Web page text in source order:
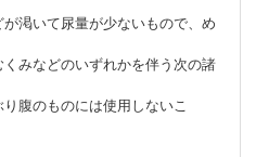
渇いて尿量が少ないもので、め
みなどのいずれかを伴う次の諸
腹のものには使用しないこ